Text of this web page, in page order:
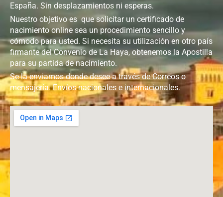
España. Sin desplazamientos ni esperas.
Nuestro objetivo es que solicitar un certificado de
nacimiento online sea un procedimiento sencillo y
cómodo para usted. Si necesita su utilización en otro país
firmante del Convenio de La Haya, obtenemos la Apostilla
para su partida de nacimiento.
Se la enviamos donde desee a través de Correos o
mensajería. Envíos nacionales e internacionales.